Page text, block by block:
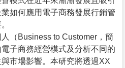
如何應用電子商務發展行銷管
（Business to Customer，簡
子商務經營模式及分析不同的
市場影響。本研究將透過XX